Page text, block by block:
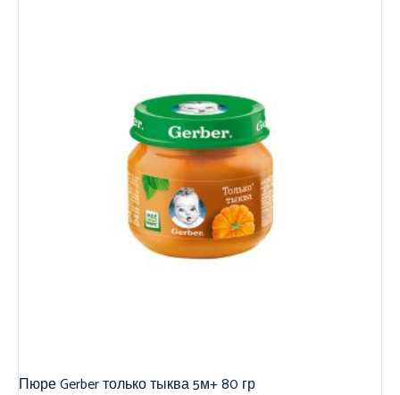
Пюре Gerber только тыква 5м+ 80 гр